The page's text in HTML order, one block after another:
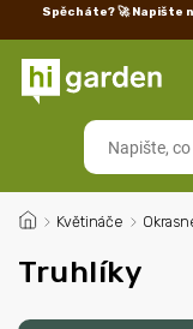
Spěcháte? 🚀 Napište
/ Květináče /
Truhlíky